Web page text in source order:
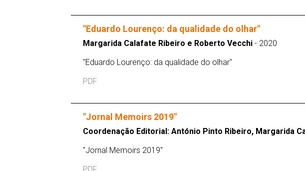
"Eduardo Lourenço: da qualidade do olhar"
Margarida Calafate Ribeiro e Roberto Vecchi - 2020
"Eduardo Lourenço: da qualidade do olhar"
PDF
"Jornal Memoirs 2019"
Coordenação Editorial: António Pinto Ribeiro, Margarida
"Jornal Memoirs 2019"
PDF